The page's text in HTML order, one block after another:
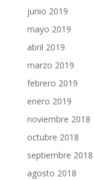
junio 2019
mayo 2019
abril 2019
marzo 2019
febrero 2019
enero 2019
noviembre 2018
octubre 2018
septiembre 2018
agosto 2018